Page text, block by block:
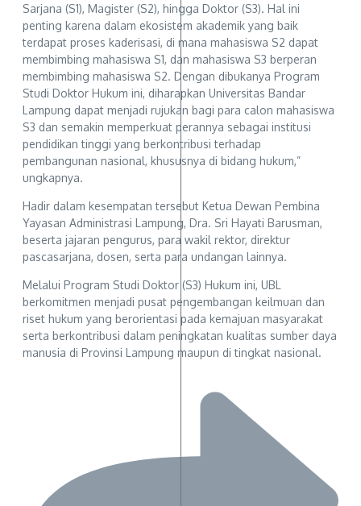
Sarjana (S1), Magister (S2), hingga Doktor (S3). Hal ini
penting karena dalam ekosistem akademik yang baik
terdapat proses kaderisasi, di mana mahasiswa S2 dapat
membimbing mahasiswa S1, dan mahasiswa S3 berperan
membimbing mahasiswa S2. Dengan dibukanya Program
Studi Doktor Hukum ini, diharapkan Universitas Bandar
Lampung dapat menjadi rujukan bagi para calon mahasiswa
S3 dan semakin memperkuat perannya sebagai institusi
pendidikan tinggi yang berkontribusi terhadap
pembangunan nasional, khususnya di bidang hukum,”
ungkapnya.
Hadir dalam kesempatan tersebut Ketua Dewan Pembina
Yayasan Administrasi Lampung, Dra. Sri Hayati Barusman,
beserta jajaran pengurus, para wakil rektor, direktur
pascasarjana, dosen, serta para undangan lainnya.
Melalui Program Studi Doktor (S3) Hukum ini, UBL
berkomitmen menjadi pusat pengembangan keilmuan dan
riset hukum yang berorientasi pada kemajuan masyarakat
serta berkontribusi dalam peningkatan kualitas sumber daya
manusia di Provinsi Lampung maupun di tingkat nasional.